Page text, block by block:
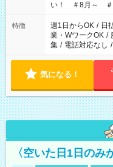
い！ ＃8月～ ＃
特徴 週1日からOK / 日
業・WワークOK /
集 / 電話対応なし /
気になる！
〈空いた日1日の